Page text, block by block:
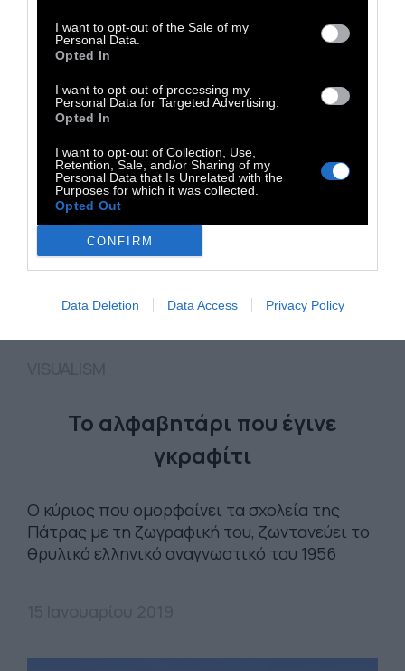
I want to opt-out of the Sale of my
Personal Data.
Opted In
I want to opt-out of processing my
Personal Data for Targeted Advertising.
Opted In
I want to opt-out of Collection, Use,
Retention, Sale, and/or Sharing of my
Personal Data that Is Unrelated with the
Purposes for which it was collected.
Opted Out
CONFIRM
Data Deletion Data Access Privacy Policy
19 Φεβρουαρίου 2019
Το αλφαβητάρι που έγινε
γκραφίτι
Ο κύριος που ομορφαίνει τα σχολεία της
Πάτρας με τη ζωγραφική του, ζωντανεύει το
θρυλικό ελληνικό αναγνωστικό του 1956